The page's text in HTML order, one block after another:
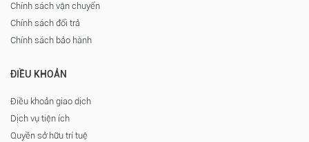
Chính sách vận chuyển
Chính sách đổi trả
Chính sách bảo hành
ĐIỀU KHOẢN
Điều khoản giao dịch
Dịch vụ tiện ích
Quyền sở hữu trí tuệ